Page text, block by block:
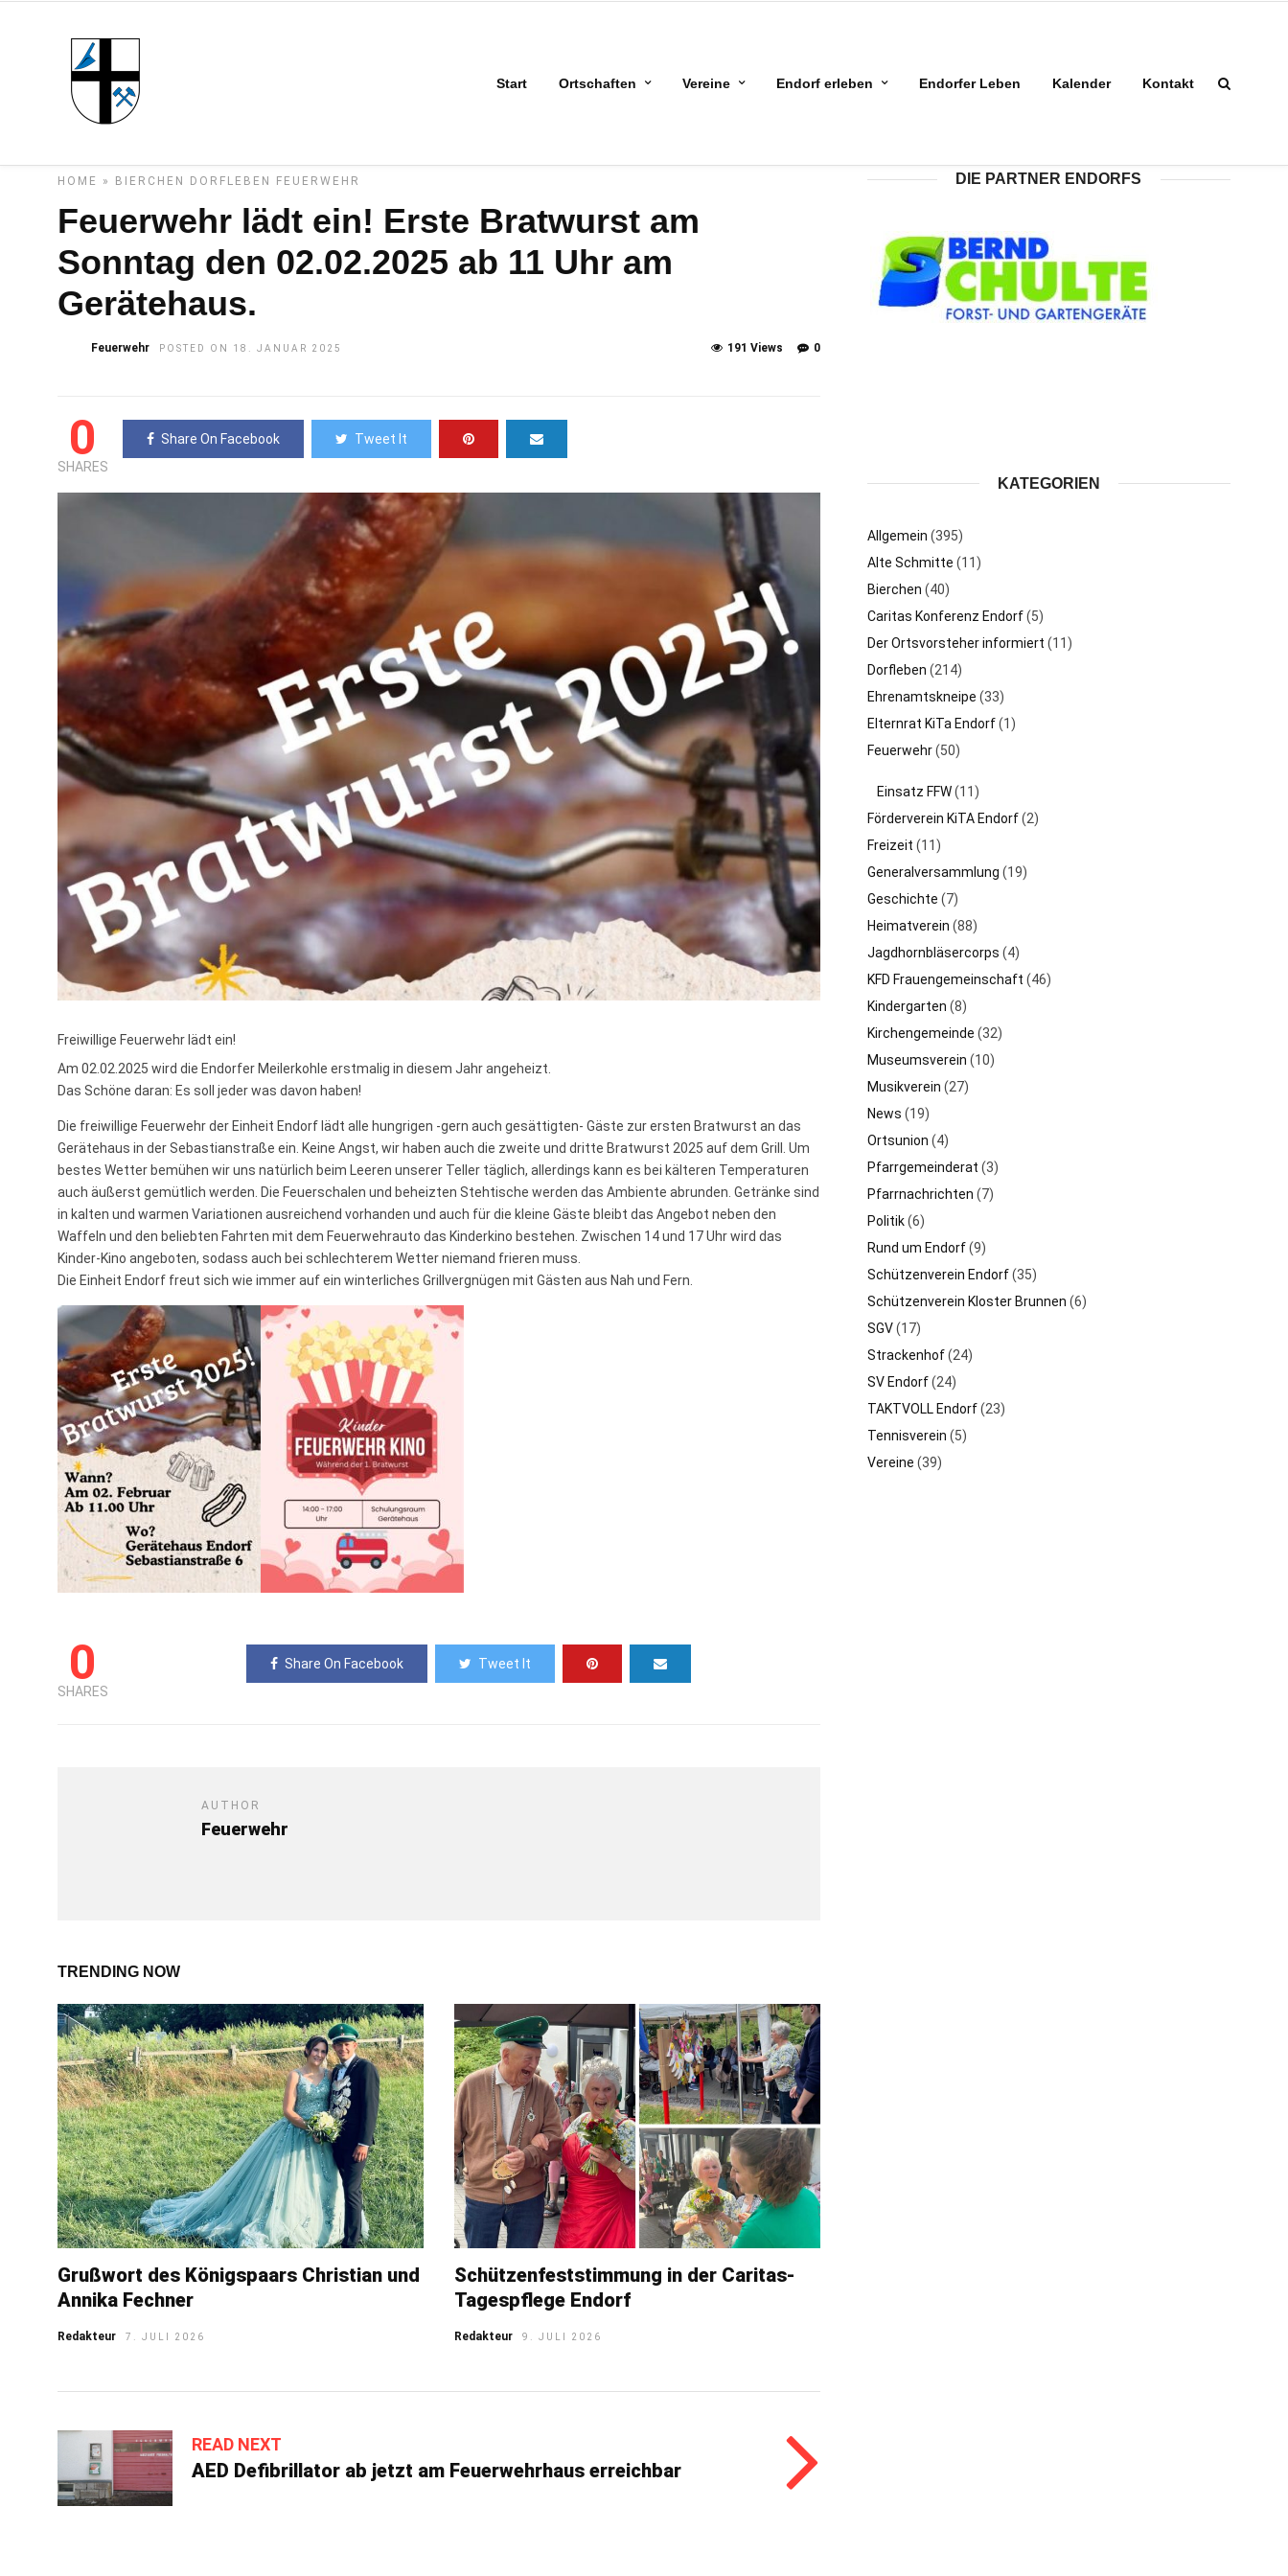
Start Ortschaften Vereine Endorf erleben Endorfer Leben Kalender Kontakt
HOME » BIERCHEN DORFLEBEN FEUERWEHR
Feuerwehr lädt ein! Erste Bratwurst am
Sonntag den 02.02.2025 ab 11 Uhr am
Gerätehaus.
Feuerwehr POSTED ON 18. JANUAR 2025 0
191 Views
0
SHARES
Share On Facebook Tweet It
Freiwillige Feuerwehr lädt ein!
Am 02.02.2025 wird die Endorfer Meilerkohle erstmalig in diesem Jahr angeheizt.
Das Schöne daran: Es soll jeder was davon haben!
Die freiwillige Feuerwehr der Einheit Endorf lädt alle hungrigen -gern auch gesättigten- Gäste zur ersten Bratwurst an das
Gerätehaus in der Sebastianstraße ein. Keine Angst, wir haben auch die zweite und dritte Bratwurst 2025 auf dem Grill. Um
bestes Wetter bemühen wir uns natürlich beim Leeren unserer Teller täglich, allerdings kann es bei kälteren Temperaturen
auch äußerst gemütlich werden. Die Feuerschalen und beheizten Stehtische werden das Ambiente abrunden. Getränke sind
in kalten und warmen Variationen ausreichend vorhanden und auch für die kleine Gäste bleibt das Angebot neben den
Waffeln und den beliebten Fahrten mit dem Feuerwehrauto das Kinderkino bestehen. Zwischen 14 und 17 Uhr wird das
Kinder-Kino angeboten, sodass auch bei schlechterem Wetter niemand frieren muss.
Die Einheit Endorf freut sich wie immer auf ein winterliches Grillvergnügen mit Gästen aus Nah und Fern.
0
SHARES
Share On Facebook Tweet It
AUTHOR
Feuerwehr
TRENDING NOW
Grußwort des Königspaars Christian und
Annika Fechner
Redakteur 7. JULI 2026
Schützenfeststimmung in der Caritas-
Tagespflege Endorf
Redakteur 9. JULI 2026
READ NEXT
AED Defibrillator ab jetzt am Feuerwehrhaus erreichbar
DIE PARTNER ENDORFS
KATEGORIEN
Allgemein (395)
Alte Schmitte (11)
Bierchen (40)
Caritas Konferenz Endorf(5)
Der Ortsvorsteher informiert (11)
Dorfleben (214)
Ehrenamtskneipe (33)
Elternrat KiTa Endorf(1)
Feuerwehr(50)
Einsatz FFW(11)
Förderverein KiTA Endorf(2)
Freizeit (11)
Generalversammlung (19)
Geschichte (7)
Heimatverein (88)
Jagdhornbläsercorps (4)
KFD Frauengemeinschaft (46)
Kindergarten (8)
Kirchengemeinde (32)
Museumsverein (10)
Musikverein (27)
News (19)
Ortsunion (4)
Pfarrgemeinderat (3)
Pfarrnachrichten (7)
Politik(6)
Rund um Endorf(9)
Schützenverein Endorf(35)
Schützenverein Kloster Brunnen (6)
SGV(17)
Strackenhof(24)
SV Endorf(24)
TAKTVOLL Endorf(23)
Tennisverein (5)
Vereine (39)